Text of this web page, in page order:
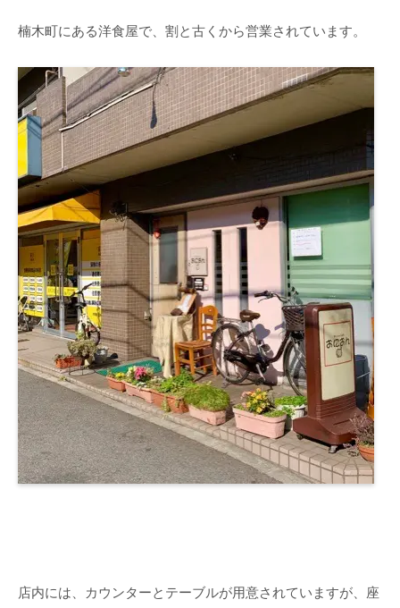
楠木町にある洋食屋で、割と古くから営業されています。
店内には、カウンターとテーブルが用意されていますが、座